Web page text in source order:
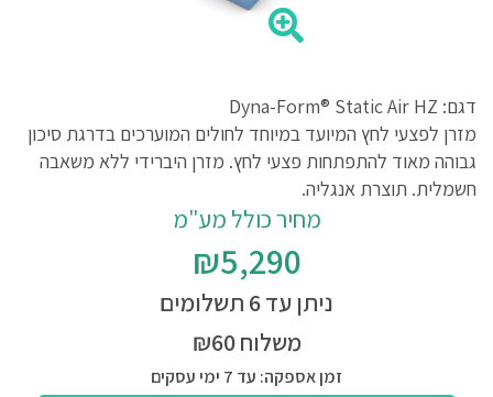
דגם: Dyna-Form® Static Air HZ
מזרן לפצעי לחץ המיועד במיוחד לחולים המוערכים בדרגת סיכון
גבוהה מאוד להתפתחות פצעי לחץ. מזרן היברידי ללא משאבה
חשמלית. תוצרת אנגליה.
מחיר כולל מע"מ
₪5,290
ניתן עד 6 תשלומים
משלוח ₪60
זמן אספקה: עד 7 ימי עסקים